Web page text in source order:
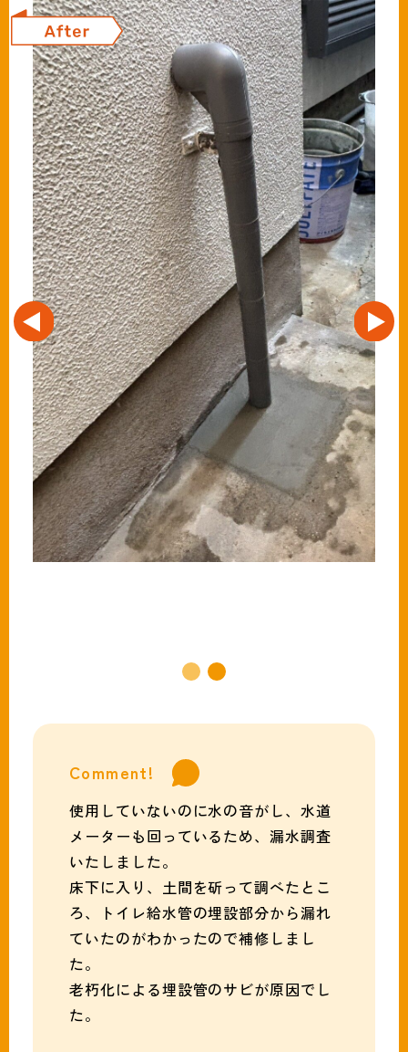
Comment!
使用していないのに水の音がし、水道
メーターも回っているため、漏水調査
いたしました。
床下に入り、土間を斫って調べたとこ
ろ、トイレ給水管の埋設部分から漏れ
ていたのがわかったので補修しまし
た。
老朽化による埋設管のサビが原因でし
た。